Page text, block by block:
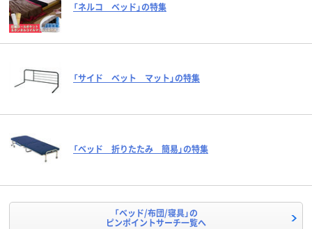
「ネルコ ベッド」の特集
「サイド ベット マット」の特集
「ベッド 折りたたみ 簡易」の特集
「ベッド/布団/寝具」の
ピンポイントサーチ一覧へ